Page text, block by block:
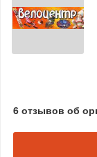
6 отзывов об